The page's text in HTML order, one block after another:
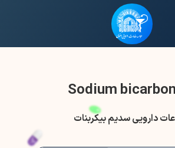
Sodium
دارویی سدیم بیکربنات